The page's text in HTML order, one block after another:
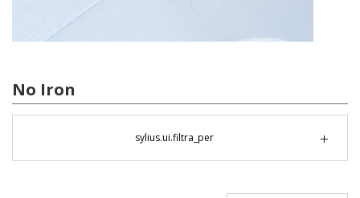
No Iron
sylius.ui.filtra_per